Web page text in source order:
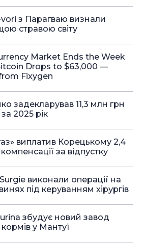
з Парагваю визнали
стравою світу
Market Ends the Week
Drops to $63,000 —
Fixygen
задекларував 11,3 млн грн
2025 рік
виплатив Корецькому 2,4
за відпустку
виконали операції на
під керуванням хірургів
збудує новий завод
у Мантуї